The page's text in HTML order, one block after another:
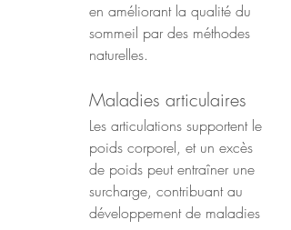
en améliorant la qualité du
sommeil par des méthodes
naturelles.
Maladies articulaires
Les articulations supportent le
poids corporel, et un excès
de poids peut entraîner une
surcharge, contribuant au
développement de maladies